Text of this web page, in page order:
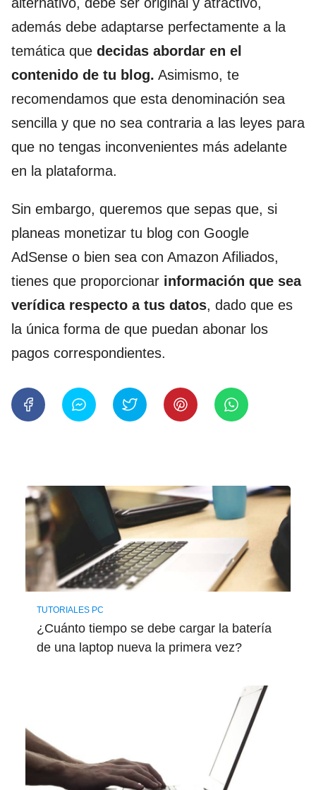
además debe adaptarse perfectamente a la
temática que decidas abordar en el
contenido de tu blog. Asimismo, te
recomendamos que esta denominación sea
sencilla y que no sea contraria a las leyes para
que no tengas inconvenientes más adelante
en la plataforma.
Sin embargo, queremos que sepas que, si
planeas monetizar tu blog con Google
AdSense o bien sea con Amazon Afiliados,
tienes que proporcionar información que sea
verídica respecto a tus datos, dado que es
la única forma de que puedan abonar los
pagos correspondientes.
TUTORIALES PC
¿Cuánto tiempo se debe cargar la batería
de una laptop nueva la primera vez?